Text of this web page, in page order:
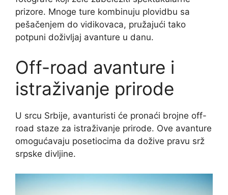
prizore. Mnoge ture kombinuju plovidbu sa
pešačenjem do vidikovaca, pružajući tako
potpuni doživljaj avanture u danu.
Off-road avanture i
istraživanje prirode
U srcu Srbije, avanturisti će pronaći brojne off-
road staze za istraživanje prirode. Ove avanture
omogućavaju posetiocima da dožive pravu srž
srpske divljine.